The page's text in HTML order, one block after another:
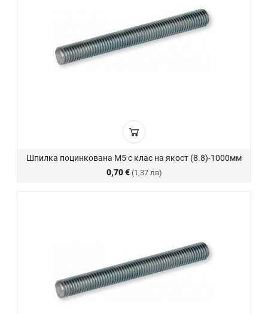
Шпилка поцинкована М5 с клас на якост (8.8)-1000мм
0,70 € (1,37 лв)